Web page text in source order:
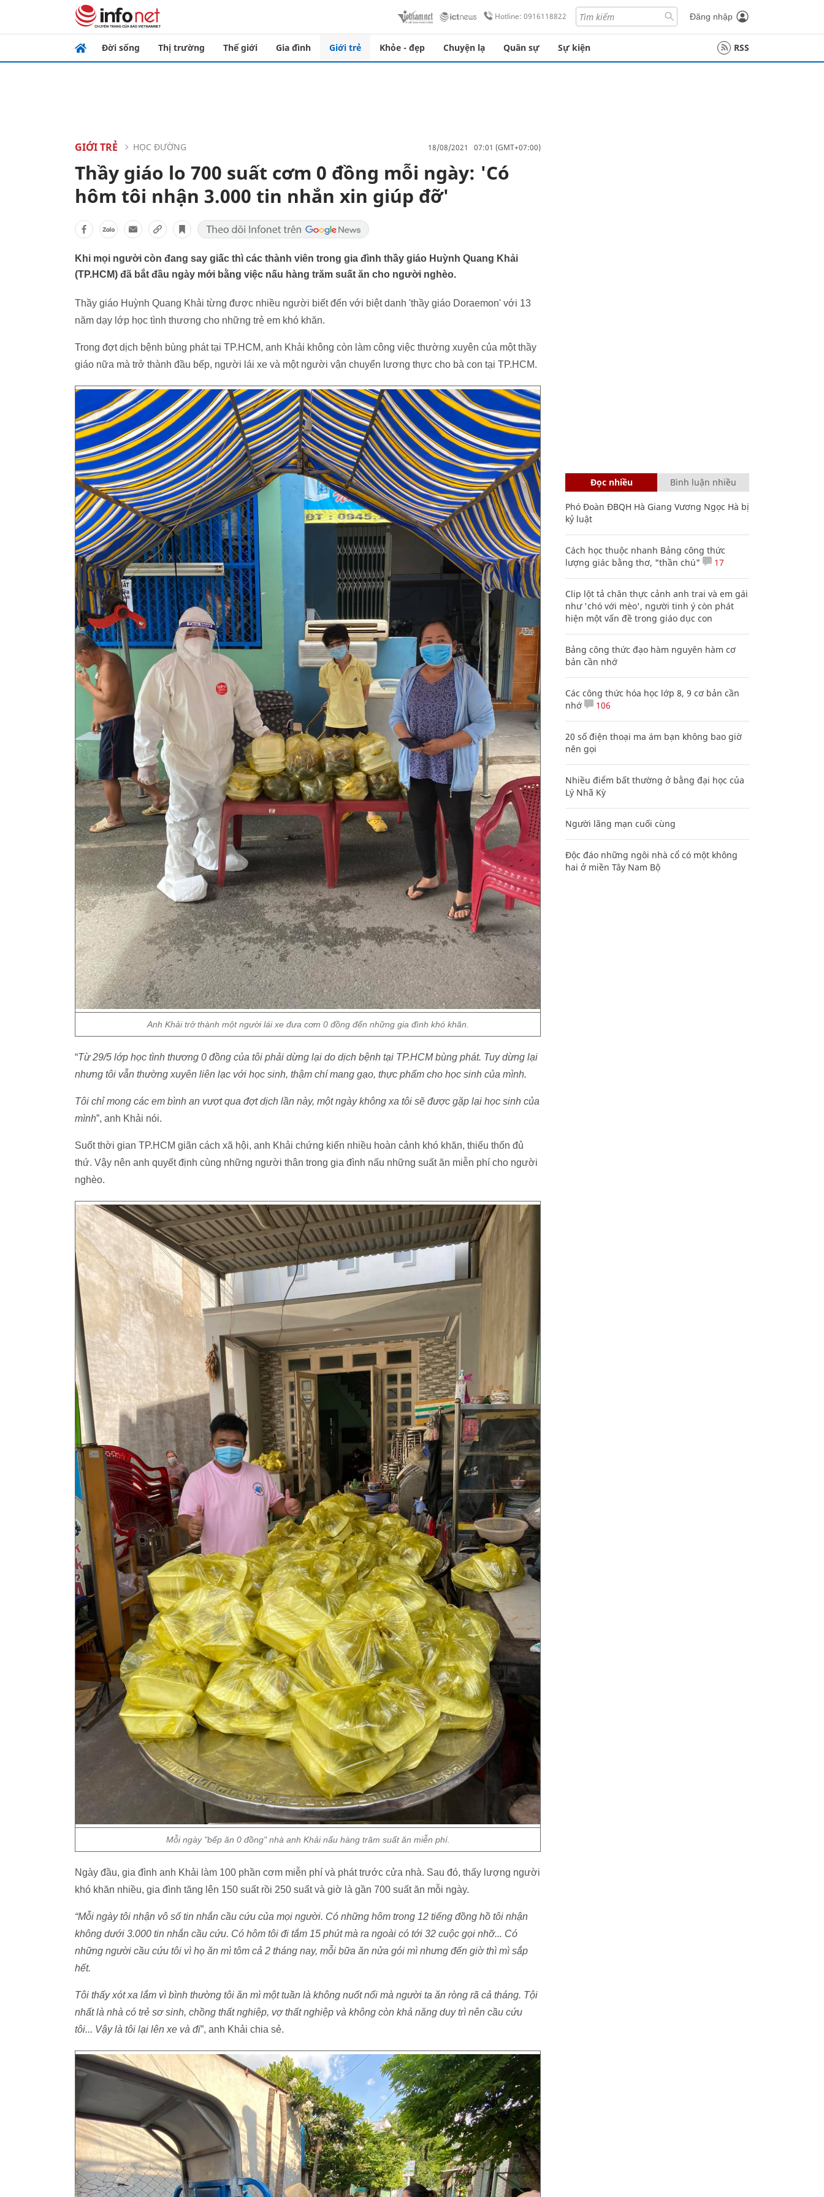
Hotline: 0916118822 Đăng nhập
Đời sống Thị trường Thế giới Gia đình Giới trẻ Khỏe - đẹp Chuyện lạ Quân sự Sự kiện RSS
GIỚI TRẺ HỌC ĐƯỜNG 18/08/2021 07:01 (GMT+07:00)
Thầy giáo lo 700 suất cơm 0 đồng mỗi ngày: 'Có
hôm tôi nhận 3.000 tin nhắn xin giúp đỡ'
Khi mọi người còn đang say giấc thì các thành viên trong gia đình thầy giáo Huỳnh Quang Khải
(TP.HCM) đã bắt đầu ngày mới bằng việc nấu hàng trăm suất ăn cho người nghèo.
Thầy giáo Huỳnh Quang Khải từng được nhiều người biết đến với biệt danh 'thầy giáo Doraemon' với 13
năm dạy lớp học tình thương cho những trẻ em khó khăn.
Trong đợt dịch bệnh bùng phát tại TP.HCM, anh Khải không còn làm công việc thường xuyên của một thầy
giáo nữa mà trở thành đầu bếp, người lái xe và một người vận chuyển lương thực cho bà con tại TP.HCM.
Anh Khải trở thành một người lái xe đưa cơm 0 đồng đến những gia đình khó khăn.
“Từ 29/5 lớp học tình thương 0 đồng của tôi phải dừng lại do dịch bệnh tại TP.HCM bùng phát. Tuy dừng lại
nhưng tôi vẫn thường xuyên liên lạc với học sinh, thậm chí mang gạo, thực phẩm cho học sinh của mình.
Tôi chỉ mong các em bình an vượt qua đợt dịch lần này, một ngày không xa tôi sẽ được gặp lại học sinh của
mình”, anh Khải nói.
Suốt thời gian TP.HCM giãn cách xã hội, anh Khải chứng kiến nhiều hoàn cảnh khó khăn, thiếu thốn đủ
thứ. Vậy nên anh quyết định cùng những người thân trong gia đình nấu những suất ăn miễn phí cho người
nghèo.
Mỗi ngày "bếp ăn 0 đồng" nhà anh Khải nấu hàng trăm suất ăn miễn phí.
Ngày đầu, gia đình anh Khải làm 100 phần cơm miễn phí và phát trước cửa nhà. Sau đó, thấy lượng người
khó khăn nhiều, gia đình tăng lên 150 suất rồi 250 suất và giờ là gần 700 suất ăn mỗi ngày.
“Mỗi ngày tôi nhận vô số tin nhắn cầu cứu của mọi người. Có những hôm trong 12 tiếng đồng hồ tôi nhận
không dưới 3.000 tin nhắn cầu cứu. Có hôm tôi đi tắm 15 phút mà ra ngoài có tới 32 cuộc gọi nhỡ... Có
những người cầu cứu tôi vì họ ăn mì tôm cả 2 tháng nay, mỗi bữa ăn nửa gói mì nhưng đến giờ thì mì sắp
hết.
Tôi thấy xót xa lắm vì bình thường tôi ăn mì một tuần là không nuốt nổi mà người ta ăn ròng rã cả tháng. Tội
nhất là nhà có trẻ sơ sinh, chồng thất nghiệp, vợ thất nghiệp và không còn khả năng duy trì nên cầu cứu
tôi... Vậy là tôi lại lên xe và đi”, anh Khải chia sẻ.
Đọc nhiều Bình luận nhiều
Phó Đoàn ĐBQH Hà Giang Vương Ngọc Hà bị
kỷ luật
Cách học thuộc nhanh Bảng công thức
lượng giác bằng thơ, "thần chú"
17
Clip lột tả chân thực cảnh anh trai và em gái
như 'chó với mèo', người tinh ý còn phát
hiện một vấn đề trong giáo dục con
Bảng công thức đạo hàm nguyên hàm cơ
bản cần nhớ
Các công thức hóa học lớp 8, 9 cơ bản cần
nhớ
106
20 số điện thoại ma ám bạn không bao giờ
nên gọi
Nhiều điểm bất thường ở bằng đại học của
Lý Nhã Kỳ
Người lãng mạn cuối cùng
Độc đáo những ngôi nhà cổ có một không
hai ở miền Tây Nam Bộ